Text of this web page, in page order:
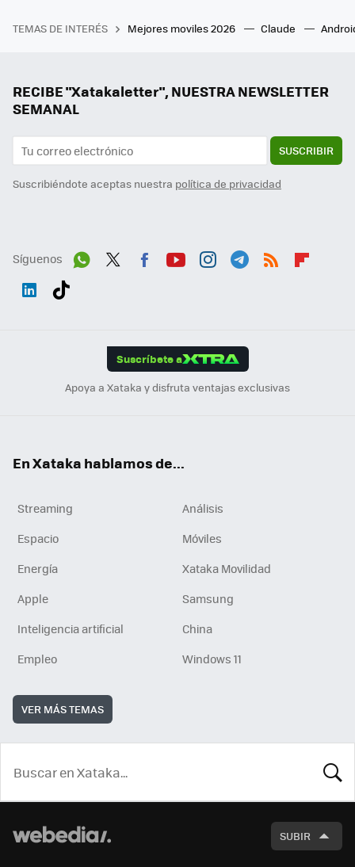
TEMAS DE INTERÉS Mejores moviles 2026 Claude
RECIBE "Xatakaletter", NUESTRA NEWSLETTER
SEMANAL
SUSCRIBIR
Suscribiéndote aceptas nuestra política de privacidad
Síguenos
Suscríbete a
Apoya a Xataka y disfruta ventajas exclusivas
En Xataka hablamos de...
Streaming
Análisis
Espacio
Móviles
Energía
Xataka Movilidad
Apple
Samsung
Inteligencia artificial
China
Empleo
Windows 11
VER MÁS TEMAS
SUBIR